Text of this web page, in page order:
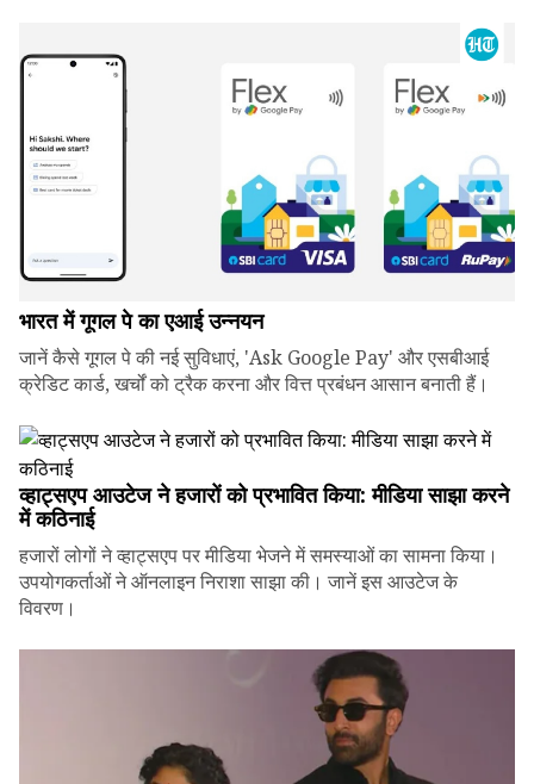
भारत में गूगल पे का एआई उन्नयन
जानें कैसे गूगल पे की नई सुविधाएं, 'Ask Google Pay' और एसबीआई
क्रेडिट कार्ड, खर्चों को ट्रैक करना और वित्त प्रबंधन आसान बनाती हैं।
व्हाट्सएप आउटेज ने हजारों को प्रभावित किया: मीडिया साझा करने
में कठिनाई
हजारों लोगों ने व्हाट्सएप पर मीडिया भेजने में समस्याओं का सामना किया।
उपयोगकर्ताओं ने ऑनलाइन निराशा साझा की। जानें इस आउटेज के
विवरण।